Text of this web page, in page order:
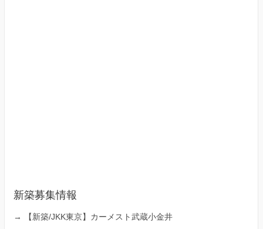
新築募集情報
→ 【新築/JKK東京】カーメスト武蔵小金井